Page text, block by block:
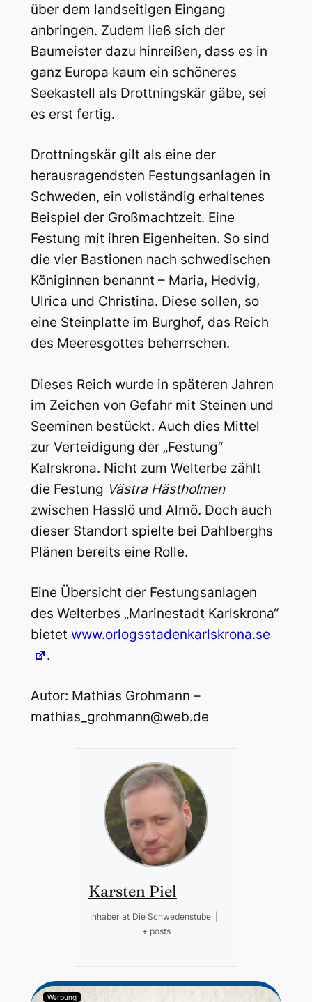
über dem landseitigen Eingang
anbringen. Zudem ließ sich der
Baumeister dazu hinreißen, dass es in
ganz Europa kaum ein schöneres
Seekastell als Drottningskär gäbe, sei
es erst fertig.
Drottningskär gilt als eine der
herausragendsten Festungsanlagen in
Schweden, ein vollständig erhaltenes
Beispiel der Großmachtzeit. Eine
Festung mit ihren Eigenheiten. So sind
die vier Bastionen nach schwedischen
Königinnen benannt – Maria, Hedvig,
Ulrica und Christina. Diese sollen, so
eine Steinplatte im Burghof, das Reich
des Meeresgottes beherrschen.
Dieses Reich wurde in späteren Jahren
im Zeichen von Gefahr mit Steinen und
Seeminen bestückt. Auch dies Mittel
zur Verteidigung der „Festung“
Kalrskrona. Nicht zum Welterbe zählt
die Festung Västra Hästholmen
zwischen Hasslö und Almö. Doch auch
dieser Standort spielte bei Dahlberghs
Plänen bereits eine Rolle.
Eine Übersicht der Festungsanlagen
des Welterbes „Marinestadt Karlskrona“
bietet www.orlogsstadenkarlskrona.se
.
Autor: Mathias Grohmann –
mathias_grohmann@web.de
Karsten Piel
Inhaber at Die Schwedenstube
+ posts
Werbung